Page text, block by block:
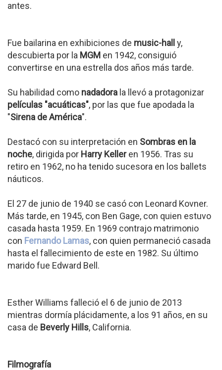
antes.
Fue bailarina en exhibiciones de music-hall y,
descubierta por la MGM en 1942, consiguió
convertirse en una estrella dos años más tarde.
Su habilidad como nadadora la llevó a protagonizar
películas "acuáticas", por las que fue apodada la
"Sirena de América".
Destacó con su interpretación en Sombras en la
noche, dirigida por Harry Kelleren 1956. Tras su
retiro en 1962, no ha tenido sucesora en los ballets
náuticos.
El 27 de junio de 1940 se casó con Leonard Kovner.
Más tarde, en 1945, con Ben Gage, con quien estuvo
casada hasta 1959. En 1969 contrajo matrimonio
con Fernando Lamas, con quien permaneció casada
hasta el fallecimiento de este en 1982. Su último
marido fue Edward Bell.
Esther Williams falleció el 6 de junio de 2013
mientras dormía plácidamente, a los 91 años, en su
casa de Beverly Hills, California.
Filmografía